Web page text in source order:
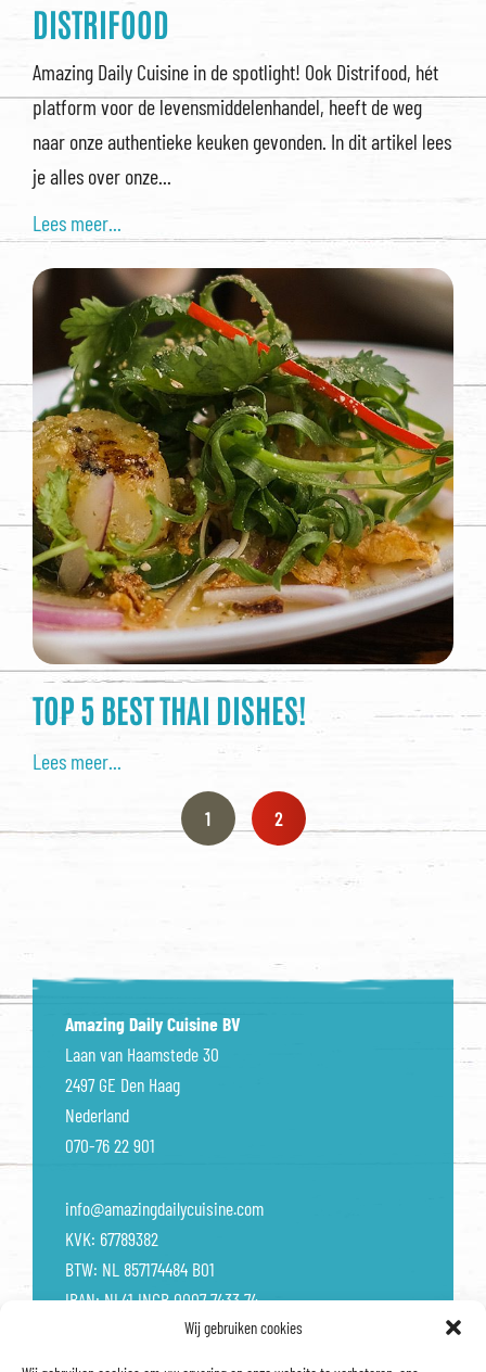
Wij gebruiken cookies
DISTRIFOOD
Amazing Daily Cuisine in de spotlight! Ook Distrifood, hét
platform voor de levensmiddelenhandel, heeft de weg
naar onze authentieke keuken gevonden. In dit artikel lees
je alles over onze...
Lees meer...
TOP 5 BEST THAI DISHES!
Lees meer...
1 2
Amazing Daily Cuisine BV
Laan van Haamstede 30
2497 GE Den Haag
Nederland
070-76 22 901
info@amazingdailycuisine.com
KVK: 67789382
BTW: NL 857174484 B01
IBAN: NL41 INGB 0007 7433 74
Onze vacatures Store locator Disclaimer